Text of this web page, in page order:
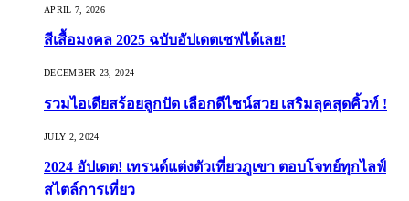
APRIL 7, 2026
สีเสื้อมงคล 2025 ฉบับอัปเดตเซฟได้เลย!
DECEMBER 23, 2024
รวมไอเดียสร้อยลูกปัด เลือกดีไซน์สวย เสริมลุคสุดคิ้วท์ !
JULY 2, 2024
2024 อัปเดต! เทรนด์แต่งตัวเที่ยวภูเขา ตอบโจทย์ทุกไลฟ์
สไตล์การเที่ยว